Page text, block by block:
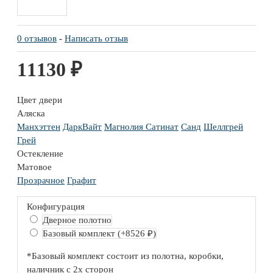
0 отзывов - Написать отзыв
11130 ₽
Цвет двери
Аляска
Манхэттен ДаркВайт Магнолия Сатинат Санд Шеллгрей
Грей
Остекление
Матовое
Прозрачное Графит
Конфигурация
Дверное полотно
Базовый комплект (+8526 ₽)
*Базовый комплект состоит из полотна, коробки,
наличник с 2х сторон